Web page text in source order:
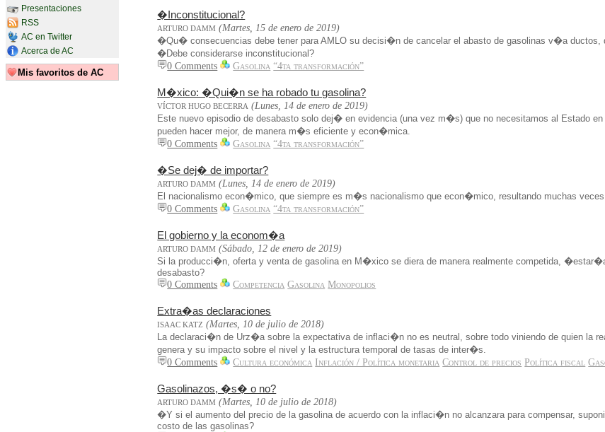
Presentaciones
RSS
AC en Twitter
Acerca de AC
Mis favoritos de AC
�Inconstitucional?
ARTURO DAMM (Martes, 15 de enero de 2019)
�Qu� consecuencias debe tener para AMLO su decisi�n de cancelar el abasto de gasolinas v�a ductos,
�Debe considerarse inconstitucional?
0 Comments
Gasolina “4ta transformación”
M�xico: �Qui�n se ha robado tu gasolina?
VÍCTOR HUGO BECERRA (Lunes, 14 de enero de 2019)
Este nuevo episodio de desabasto solo dej� en evidencia (una vez m�s) que no necesitamos al Estado
pueden hacer mejor, de manera m�s eficiente y econ�mica.
0 Comments
Gasolina “4ta transformación”
�Se dej� de importar?
ARTURO DAMM (Lunes, 14 de enero de 2019)
El nacionalismo econ�mico, que siempre es m�s nacionalismo que econ�mico, resultando muchas
0 Comments
Gasolina “4ta transformación”
El gobierno y la econom�a
ARTURO DAMM (Sábado, 12 de enero de 2019)
Si la producci�n, oferta y venta de gasolina en M�xico se diera de manera realmente competida,
desabasto?
0 Comments
Competencia Gasolina Monopolios
Extra�as declaraciones
ISAAC KATZ (Martes, 10 de julio de 2018)
La declaraci�n de Urz�a sobre la expectativa de inflaci�n no es neutral, sobre todo viniendo de quien la
genera y su impacto sobre el nivel y la estructura temporal de tasas de inter�s.
0 Comments
Cultura económica Inflación / Política monetaria Control de precios Política fiscal
Gasolinazos, �s� o no?
ARTURO DAMM (Martes, 10 de julio de 2018)
�Y si el aumento del precio de la gasolina de acuerdo con la inflaci�n no alcanzara para compensar,
costo de las gasolinas?